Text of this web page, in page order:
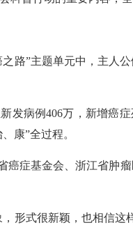
之路”主题单元中，主
发病例406万，新增癌
康”全过程。
癌症基金会、浙江省肿
形式很新颖，也相信